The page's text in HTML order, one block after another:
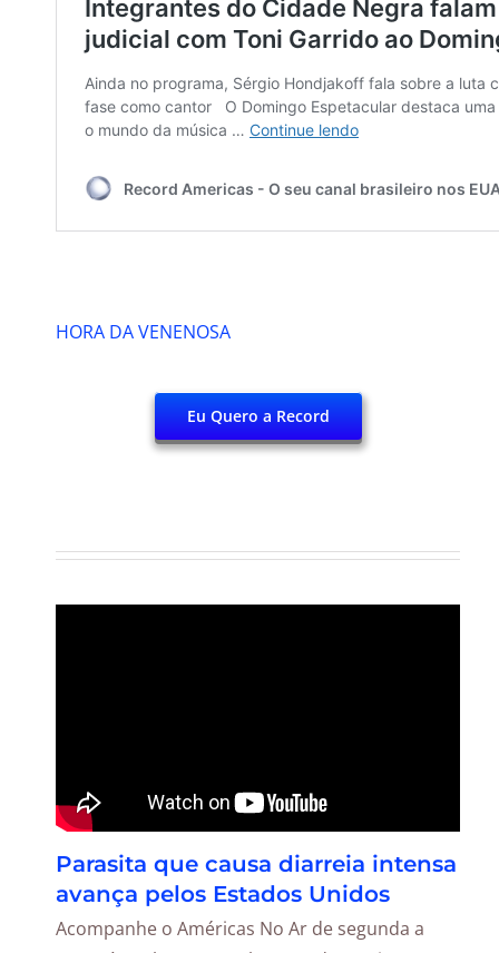
HORA DA VENENOSA
Eu Quero a Record
Parasita que causa diarreia intensa
avança pelos Estados Unidos
Acompanhe o Américas No Ar de segunda a